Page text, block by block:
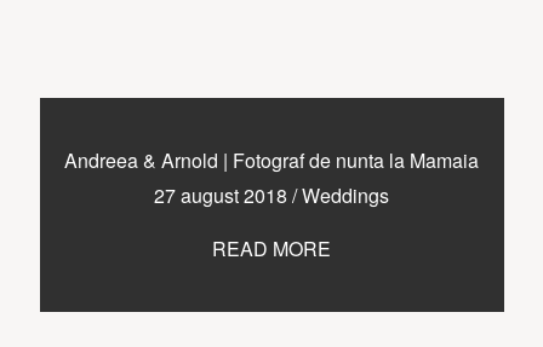
Andreea & Arnold | Fotograf de nunta la Mamaia
27 august 2018 /Weddings
READ MORE